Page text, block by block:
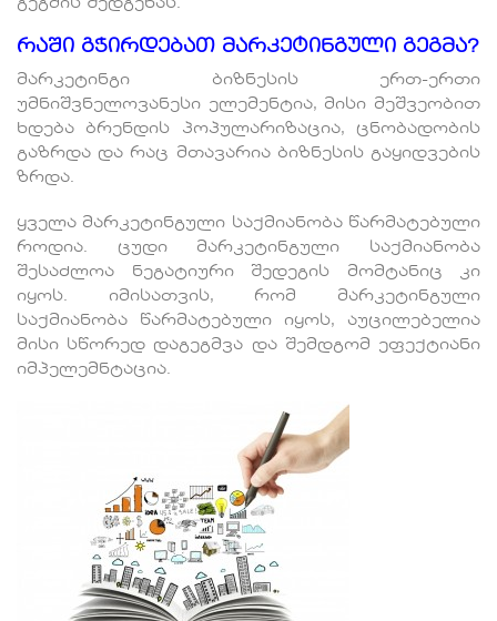
რაში გჭირდებათ მარკეტინგული გეგმა?
მარკეტინგი ბიზნესის ერთ-ერთი
უმნიშვნელოვანესი ელემენტია, მისი მეშვეობით
ხდება ბრენდის პოპულარიზაცია, ცნობადობის
გაზრდა და რაც მთავარია ბიზნესის გაყიდვების
ზრდა.
ყველა მარკეტინგული საქმიანობა წარმატებული
როდია. ცუდი მარკეტინგული საქმიანობა
შესაძლოა ნეგატიური შედეგის მომტანიც კი
იყოს. იმისათვის, რომ მარკეტინგული
საქმიანობა წარმატებული იყოს, აუცილებელია
მისი სწორედ დაგეგმვა და შემდგომ ეფექტიანი
იმპელემნტაცია.